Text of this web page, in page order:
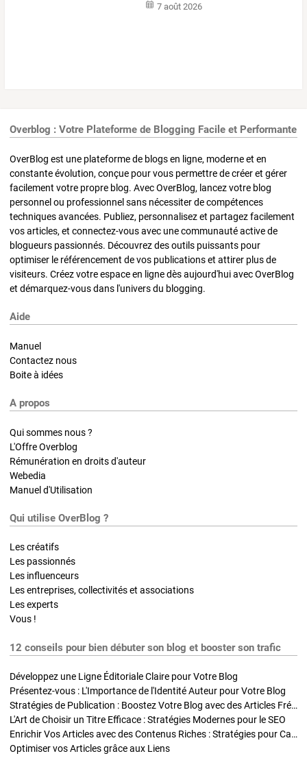
7 août 2026
Overblog : Votre Plateforme de Blogging Facile et Performante
OverBlog est une plateforme de blogs en ligne, moderne et en
constante évolution, conçue pour vous permettre de créer et gérer
facilement votre propre blog. Avec OverBlog, lancez votre blog
personnel ou professionnel sans nécessiter de compétences
techniques avancées. Publiez, personnalisez et partagez facilement
vos articles, et connectez-vous avec une communauté active de
blogueurs passionnés. Découvrez des outils puissants pour
optimiser le référencement de vos publications et attirer plus de
visiteurs. Créez votre espace en ligne dès aujourd'hui avec OverBlog
et démarquez-vous dans l'univers du blogging.
Aide
Manuel
Contactez nous
Boite à idées
A propos
Qui sommes nous ?
L'Offre Overblog
Rémunération en droits d'auteur
Webedia
Manuel d'Utilisation
Qui utilise OverBlog ?
Les créatifs
Les passionnés
Les influenceurs
Les entreprises, collectivités et associations
Les experts
Vous !
12 conseils pour bien débuter son blog et booster son trafic
Développez une Ligne Éditoriale Claire pour Votre Blog
Présentez-vous : L'Importance de l'Identité Auteur pour Votre Blog
Stratégies de Publication : Boostez Votre Blog avec des Articles Fréquents et Exclusifs
L'Art de Choisir un Titre Efficace : Stratégies Modernes pour le SEO
Enrichir Vos Articles avec des Contenus Riches : Stratégies pour Captiver et Optimiser
Optimiser vos Articles grâce aux Liens